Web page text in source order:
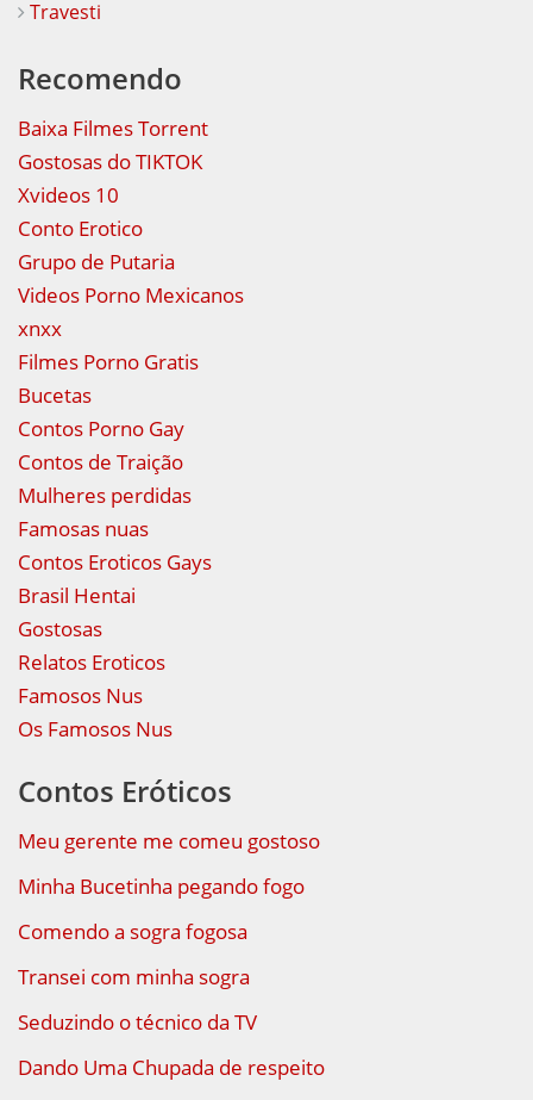
Travesti
Recomendo
Baixa Filmes Torrent
Gostosas do TIKTOK
Xvideos 10
Conto Erotico
Grupo de Putaria
Videos Porno Mexicanos
xnxx
Filmes Porno Gratis
Bucetas
Contos Porno Gay
Contos de Traição
Mulheres perdidas
Famosas nuas
Contos Eroticos Gays
Brasil Hentai
Gostosas
Relatos Eroticos
Famosos Nus
Os Famosos Nus
Contos Eróticos
Meu gerente me comeu gostoso
Minha Bucetinha pegando fogo
Comendo a sogra fogosa
Transei com minha sogra
Seduzindo o técnico da TV
Dando Uma Chupada de respeito